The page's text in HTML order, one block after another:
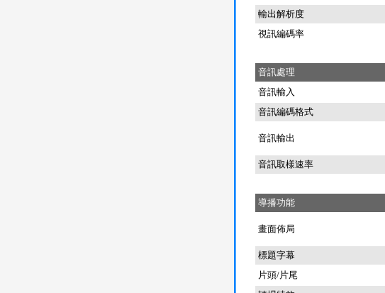
輸出解析度
視訊編碼率
音訊處理
音訊輸入
音訊編碼格式
音訊輸出
音訊取樣速率
導播功能
畫面佈局
標題字幕
片頭/片尾